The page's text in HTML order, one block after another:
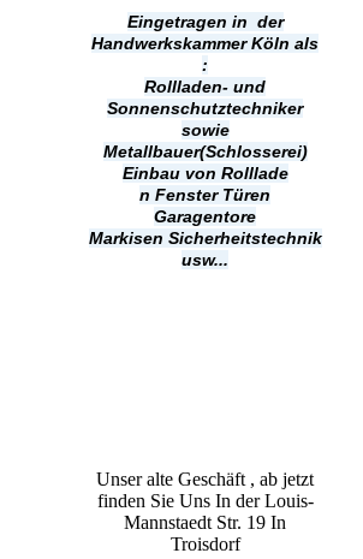
Eingetragen in der
Handwerkskammer Köln als
:
Rollladen- und
Sonnenschutztechniker
sowie
Metallbauer(Schlosserei)
Einbau von Rolllade
nFenster Türen
Garagentore
Markisen Sicherheitstechnik
usw...
Unser alte Geschäft , ab jetzt
finden Sie Uns In der Louis-
Mannstaedt Str. 19 In
Troisdorf